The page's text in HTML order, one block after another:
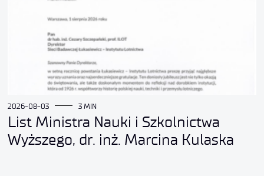
2026-08-03 3 MIN
List Ministra Nauki i Szkolnictwa
Wyższego, dr. inż. Marcina Kulaska